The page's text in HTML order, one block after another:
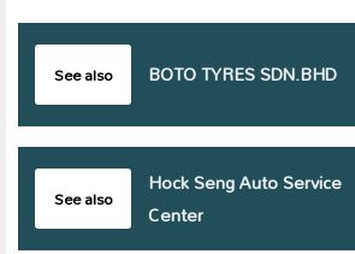
See also BOTO TYRES SDN.BHD
See also
Hock Seng Auto Service
Center